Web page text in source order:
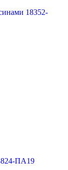
18352-
ПА19